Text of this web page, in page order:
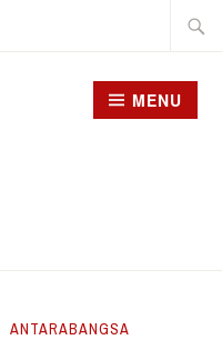
MENU
ANTARABANGSA